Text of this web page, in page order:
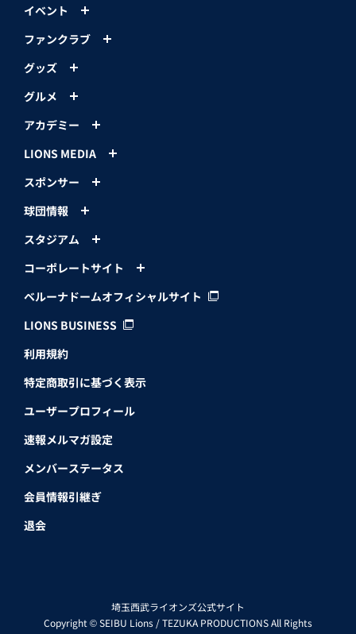
イベント
ファンクラブ
グッズ
グルメ
アカデミー
LIONS MEDIA
スポンサー
球団情報
スタジアム
コーポレートサイト
ベルーナドームオフィシャルサイト
LIONS BUSINESS
利用規約
特定商取引に基づく表示
ユーザープロフィール
速報メルマガ設定
メンバーステータス
会員情報引継ぎ
退会
埼玉西武ライオンズ公式サイト
Copyright © SEIBU Lions / TEZUKA PRODUCTIONS All Rights